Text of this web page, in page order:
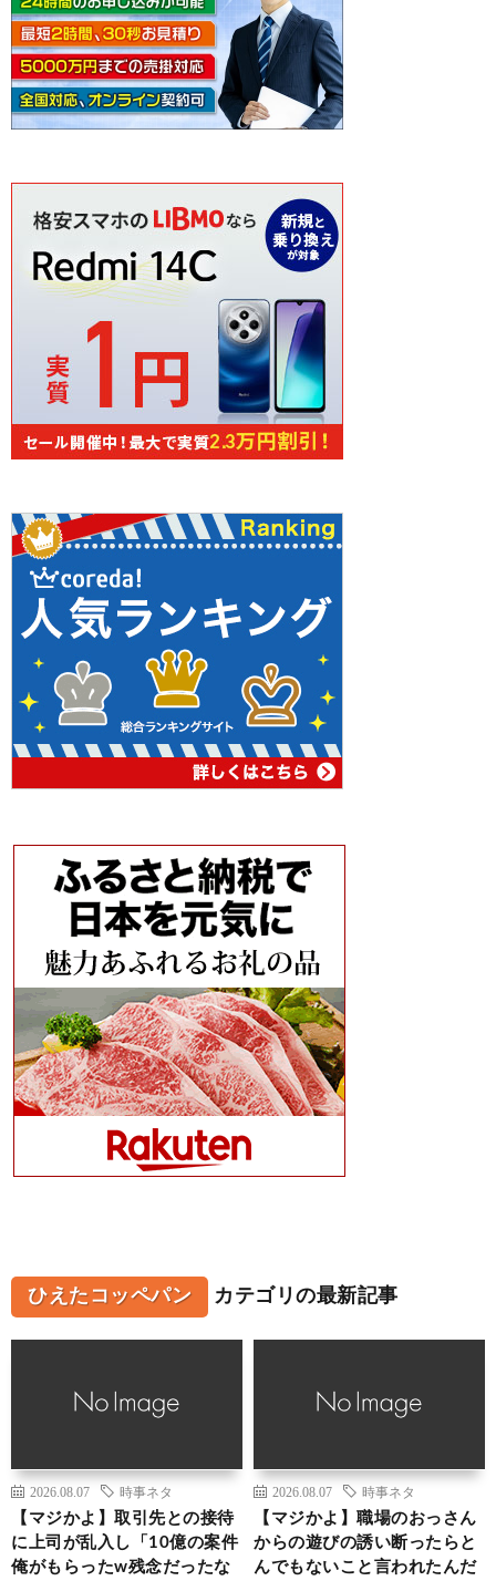
ひえたコッペパン カテゴリの最新記事
2026.08.07 時事ネタ
【マジかよ】取引先との接待
に上司が乱入し「10億の案件
俺がもらったw残念だったな
2026.08.07 時事ネタ
【マジかよ】職場のおっさん
からの遊びの誘い断ったらと
んでもないこと言われたんだ